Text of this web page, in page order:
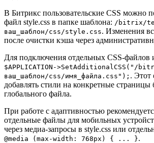
В Битрикс пользовательские CSS можно
файл style.css в папке шаблона: /bitrix/
ваш_шаблон/css/style.css. Изменения
после очистки кэша через
Для подключения отдельных CSS-файлов
$APPLICATION->SetAdditionalCSS("/
ваш_шаблон/css/имя_файла.css"); . Этот
добавлять стили на конкретные страницы
глобального файла.
При работе с адаптивностью
отдельные файлы для мобильных
через медиа-запросы в style.css или
@media (max-width: 768px) { ... }.